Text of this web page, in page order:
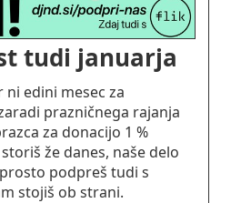
tudi januarja
ni edini mesec za
prazničnega rajanja
za donacijo 1 %
že danes, naše delo
podpreš tudi s
stojiš ob strani.